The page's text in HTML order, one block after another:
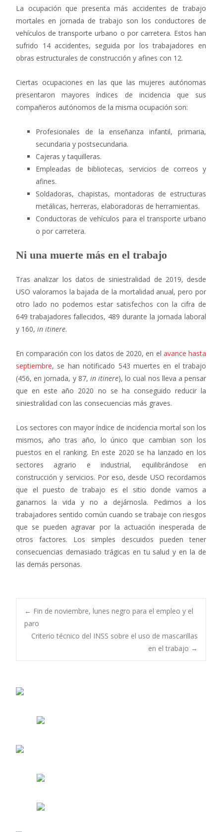
La ocupación que presenta más accidentes de trabajo
mortales en jornada de trabajo son los conductores de
vehículos de transporte urbano o por carretera. Estos han
sufrido 14 accidentes, seguida por los trabajadores en
obras estructurales de construcción y afines con 12.
Ciertas ocupaciones en las que las mujeres autónomas
presentaron mayores índices de incidencia que sus
compañeros autónomos de la misma ocupación son:
Profesionales de la enseñanza infantil, primaria,
secundaria y postsecundaria.
Cajeras y taquilleras.
Empleadas de bibliotecas, servicios de correos y
afines.
Soldadoras, chapistas, montadoras de estructuras
metálicas, herreras, elaboradoras de herramientas.
Conductoras de vehículos para el transporte urbano
o por carretera.
Ni una muerte más en el trabajo
Tras analizar los datos de siniestralidad de 2019, desde
USO valoramos la bajada de la mortalidad anual, pero por
otro lado no podemos estar satisfechos con la cifra de
649 trabajadores fallecidos, 489 durante la jornada laboral
y 160, in itinere.
En comparación con los datos de 2020, en el avance hasta
septiembre, se han notificado 543 muertes en el trabajo
(456, en jornada, y 87, in itinere), lo cual nos lleva a pensar
que en este año 2020 no se ha conseguido reducir la
siniestralidad con las consecuencias más graves.
Los sectores con mayor índice de incidencia mortal son los
mismos, año tras año, lo único que cambian son los
puestos en el ranking. En este 2020 se ha lanzado en los
sectores agrario e industrial, equilibrándose en
construcción y servicios. Por eso, desde USO recordamos
que el puesto de trabajo es el sitio donde vamos a
ganarnos la vida y no a dejárnosla. Pedimos a los
trabajadores sentido común cuando se trabaje con riesgos
que se pueden agravar por la actuación inesperada de
otros factores. Los simples descuidos pueden tener
consecuencias demasiado trágicas en tu salud y en la de
las demás personas.
Navegación
← Fin de noviembre, lunes negro para el empleo y el
paro
Criterio técnico del INSS sobre el uso de mascarillas
en el trabajo →